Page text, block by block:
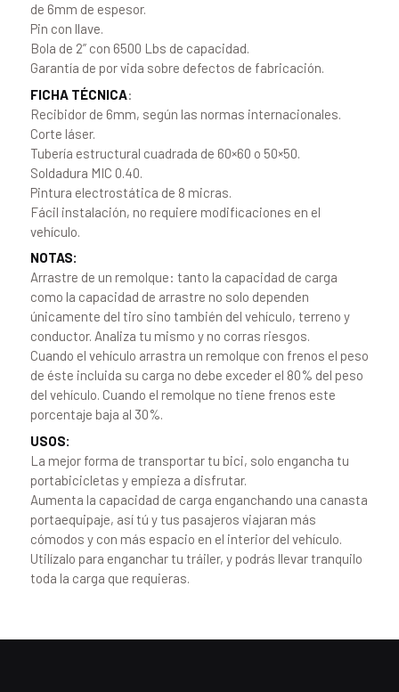
de 6mm de espesor.
Pin con llave.
Bola de 2” con 6500 Lbs de capacidad.
Garantía de por vida sobre defectos de fabricación.
FICHA TÉCNICA:
Recibidor de 6mm, según las normas internacionales.
Corte láser.
Tubería estructural cuadrada de 60×60 o 50×50.
Soldadura MIC 0.40.
Pintura electrostática de 8 micras.
Fácil instalación, no requiere modificaciones en el
vehículo.
NOTAS:
Arrastre de un remolque: tanto la capacidad de carga
como la capacidad de arrastre no solo dependen
únicamente del tiro sino también del vehículo, terreno y
conductor. Analiza tu mismo y no corras riesgos.
Cuando el vehículo arrastra un remolque con frenos el peso
de éste incluida su carga no debe exceder el 80% del peso
del vehículo. Cuando el remolque no tiene frenos este
porcentaje baja al 30%.
USOS:
La mejor forma de transportar tu bici, solo engancha tu
portabicicletas y empieza a disfrutar.
Aumenta la capacidad de carga enganchando una canasta
portaequipaje, así tú y tus pasajeros viajaran más
cómodos y con más espacio en el interior del vehículo.
Utilízalo para enganchar tu tráiler, y podrás llevar tranquilo
toda la carga que requieras.